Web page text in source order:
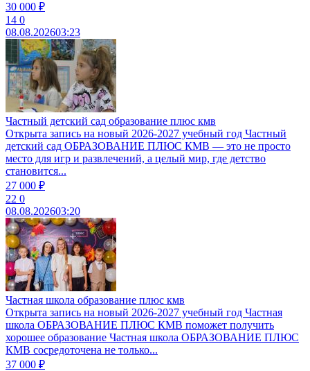
30 000 ₽
14 0
08.08.202603:23
Частный детский сад образование плюс кмв
Открыта запись на новый 2026-2027 учебный год Частный
детский сад ОБРАЗОВАНИЕ ПЛЮС КМВ — это не просто
место для игр и развлечений, а целый мир, где детство
становится...
27 000 ₽
22 0
08.08.202603:20
Частная школа образование плюс кмв
Открыта запись на новый 2026-2027 учебный год Частная
школа ОБРАЗОВАНИЕ ПЛЮС КМВ поможет получить
хорошее образование Частная школа ОБРАЗОВАНИЕ ПЛЮС
КМВ сосредоточена не только...
37 000 ₽